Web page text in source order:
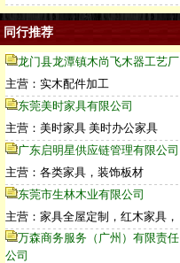
同行推荐
龙门县龙潭镇木尚飞木器工艺厂
主营：实木配件加工
东莞美时家具有限公司
主营：美时家具 美时办公家具
广东启明星供应链管理有限公司
主营：各类家具，装饰板材
东莞市生林木业有限公司
主营：家具全屋定制，红木家具，
万森商务服务（广州）有限责任
公司